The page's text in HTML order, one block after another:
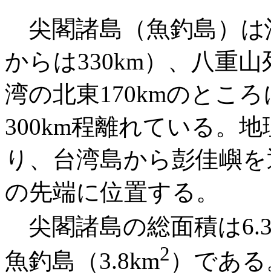
尖閣諸島（魚釣島）は
からは330km）、八重
湾の北東170kmのとこ
300km程離れている。
り、台湾島から彭佳嶼
の先端に位置する。
尖閣諸島の総面積は
魚釣島（3.8km2 ）であ